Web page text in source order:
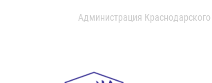
Администрация Краснодарского